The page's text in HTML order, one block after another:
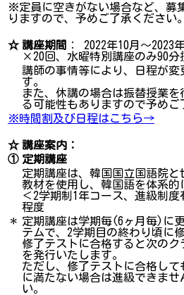
※定員に空きがない場合など、募
りますので、予めご了承ください。
☆ 講座期間
： 2022年10月～2023
×20回、水曜特別講座のみ90分
講師の事情等により、日程が
す。
また、休講の場合は振替授業
る可能性もありますので予めご
※時間割及び日程はこちら→
☆ 講座案内：
① 定期講座
定期講座は、韓国国立国語院と
教材を使用し、韓国語を体系的
＜2学期制1年コース、進級制
程度
＊ 定期講座は学期毎(6ヶ月毎)に
テムで、2学期目の終わり頃に
修了テストに合格すると次の
を発行いたします。
ただし、修了テストに合格して
に満たない場合は進級できま
い。